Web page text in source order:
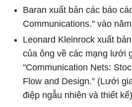
Baran xuất bản các báo
Communications." vào
Leonard Kleinrock xuất
của ông về các mạng lưới
"Communication Nets:
Flow and Design.” (Lưới
điệp ngẫu nhiên và thiết